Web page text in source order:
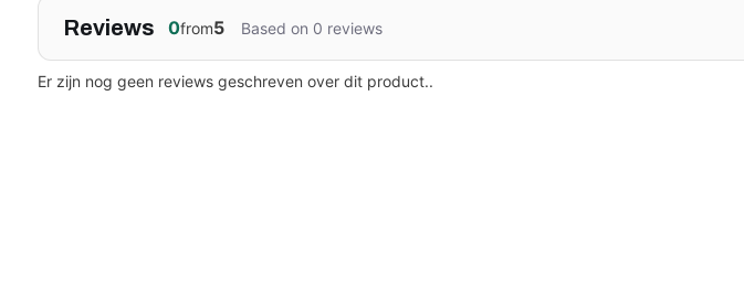
Reviews 0from5 Based on 0 reviews
Er zijn nog geen reviews geschreven over dit product..